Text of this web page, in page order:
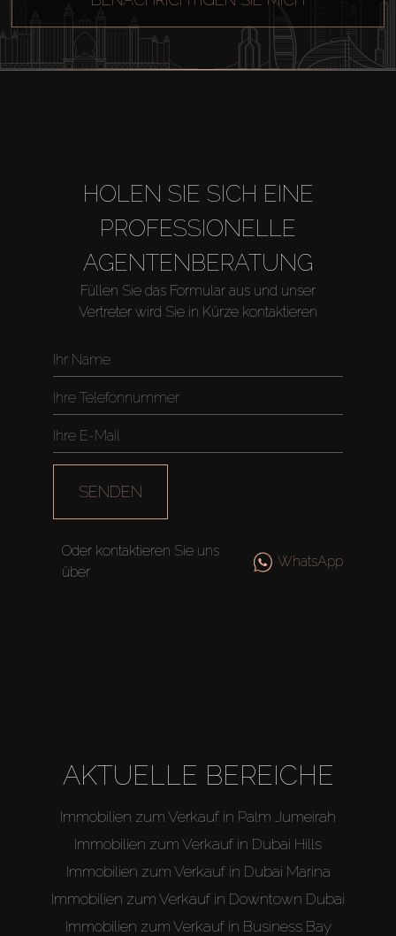
Verkaufen
Off-Plan
Agenten
About Us
HOLEN SIE SICH EINE
PROFESSIONELLE
AGENTENBERATUNG
Füllen Sie das Formular aus und unser
Vertreter wird Sie in Kürze kontaktieren
SENDEN
Oder kontaktieren Sie uns
über
WhatsApp
AKTUELLE BEREICHE
Immobilien zum Verkauf in Palm Jumeirah
Immobilien zum Verkauf in Dubai Hills
Immobilien zum Verkauf in Dubai Marina
Immobilien zum Verkauf in Downtown Dubai
Immobilien zum Verkauf in Business Bay